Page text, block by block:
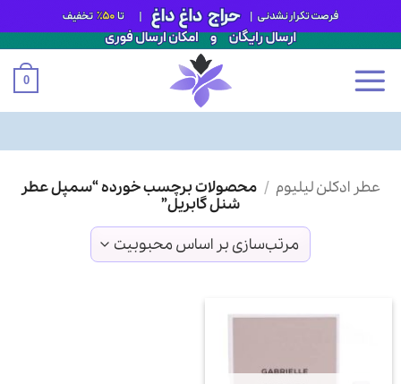
0
عطر ادکلن لیلیوم / محصولات برچسب خورده “سمپل عطر
شنل گابریل”